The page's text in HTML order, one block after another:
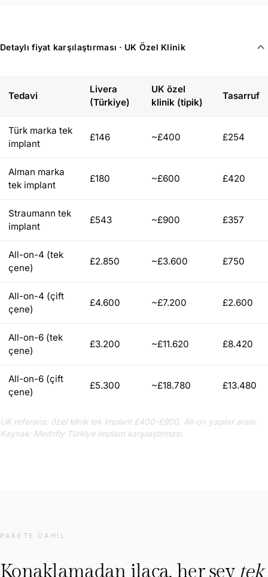
Detaylı fiyat karşılaştırması · UK Özel Klinik expand_more
Tedavi
Livera
(Türkiye)
UK özel
klinik (tipik)
Tasarruf
Türk marka tek
implant
£146 ~£400 £254
Alman marka
tek implant
£180 ~£600 £420
Straumann tek
implant
£543 ~£900 £357
All-on-4 (tek
çene)
£2.850 ~£3.600 £750
All-on-4 (çift
çene)
£4.600 ~£7.200 £2.600
All-on-6 (tek
çene)
£3.200 ~£11.620 £8.420
All-on-6 (çift
çene)
£5.300 ~£18.780 £13.480
UK referans: özel klinik tek implant £400-£900, All-on yapılar arası.
Kaynak: Mednfly Türkiye implant karşılaştırması.
PAKETE DAHIL
Konaklamadan ilaca, her şey tek